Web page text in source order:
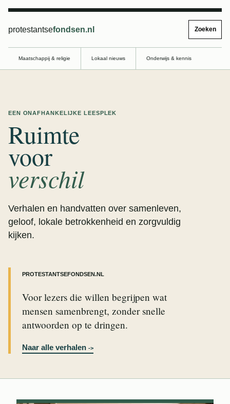
protestantsefondsen.nl Zoeken
Maatschappij & religie Lokaal nieuws Onderwijs & kennis
EEN ONAFHANKELIJKE LEESPLEK
Ruimte
voor
verschil
Verhalen en handvatten over samenleven,
geloof, lokale betrokkenheid en zorgvuldig
kijken.
PROTESTANTSEFONDSEN.NL
Voor lezers die willen begrijpen wat
mensen samenbrengt, zonder snelle
antwoorden op te dringen.
Naar alle verhalen->